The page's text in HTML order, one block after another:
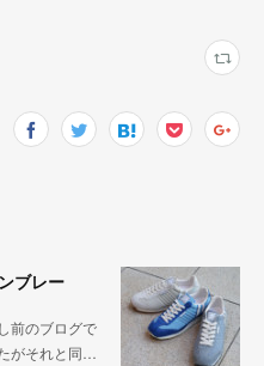
ブレー
前のブログで
がそれと同…